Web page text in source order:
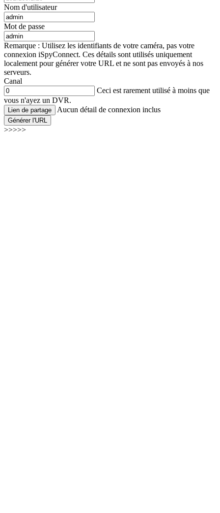
Nom d'utilisateur
Mot de passe
Remarque : Utilisez les identifiants de votre caméra, pas votre
connexion iSpyConnect. Ces détails sont utilisés uniquement
localement pour générer votre URL et ne sont pas envoyés à nos
serveurs.
Canal
Ceci est rarement utilisé à moins que
vous n'ayez un DVR.
Lien de partage Aucun détail de connexion inclus
Générer l'URL
>>>>>